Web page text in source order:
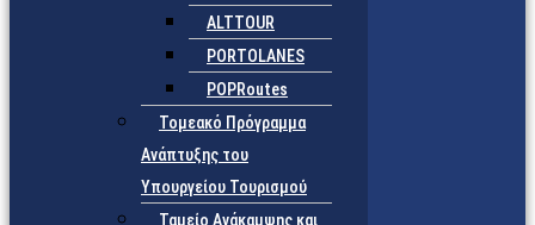
ALTTOUR
PORTOLANES
POPRoutes
Τομεακό Πρόγραμμα
Ανάπτυξης του
Υπουργείου Τουρισμού
Ταμείο Ανάκαμψης και